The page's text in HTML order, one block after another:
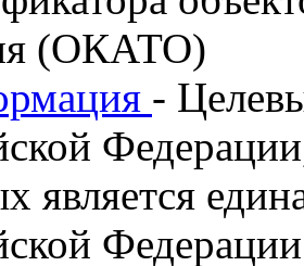
(ОКАТО)
-
является